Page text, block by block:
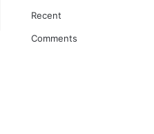
Recent
Comments